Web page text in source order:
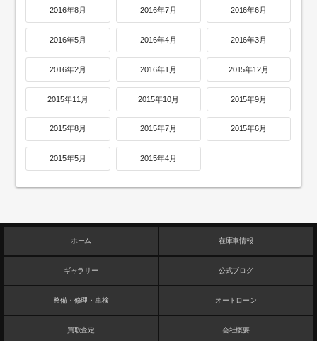
2016年8月 2016年7月 2016年6月
2016年5月 2016年4月 2016年3月
2016年2月 2016年1月 2015年12月
2015年11月 2015年10月 2015年9月
2015年8月 2015年7月 2015年6月
2015年5月 2015年4月
ホーム 在庫車情報
ギャラリー 公式ブログ
整備・修理・車検 オートローン
買取査定 会社概要